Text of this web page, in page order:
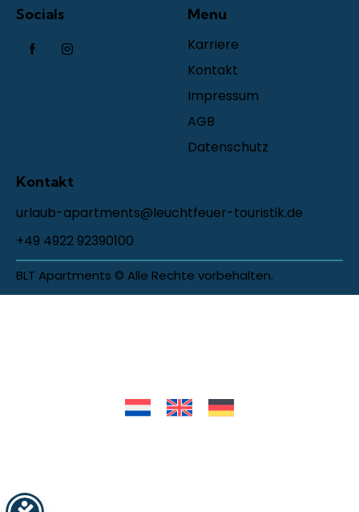
Socials
Menu
Karriere
Kontakt
Impressum
AGB
Datenschutz
Kontakt
urlaub-apartments@leuchtfeuer-touristik.de
+49 4922 92390100
BLT Apartments © Alle Rechte vorbehalten.